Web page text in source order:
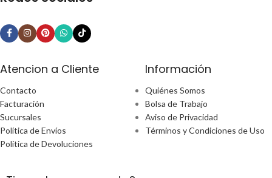
Atencion a Cliente
Contacto
Facturación
Sucursales
Política de Envíos
Política de Devoluciones
Información
Quiénes Somos
Bolsa de Trabajo
Aviso de Privacidad
Términos y Condiciones de Uso